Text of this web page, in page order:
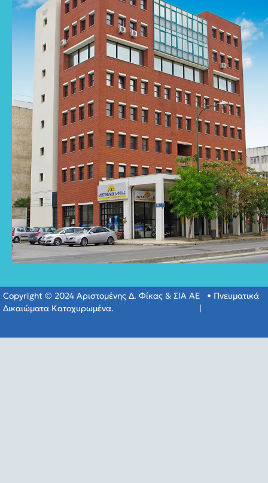
Copyright © 2024 Αριστομένης Δ. Φίκας & ΣΙΑ ΑΕ • Πνευματικά
Δικαιώματα Κατοχυρωμένα.
|